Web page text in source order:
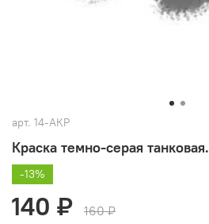
арт. 14-АКР
Краска темно-серая танковая.
-13%
140 ₽
160 ₽